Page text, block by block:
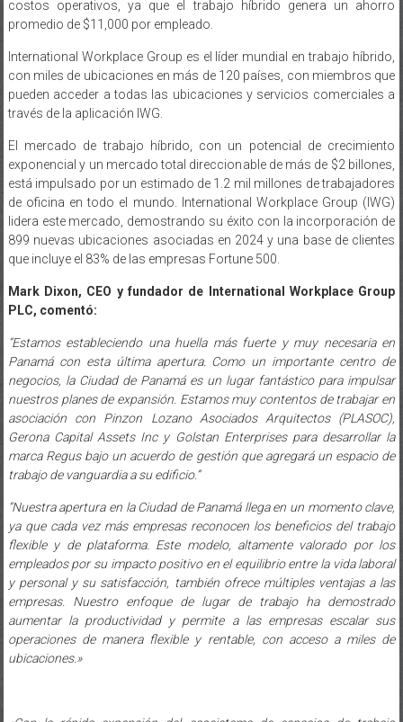
promedio de $11,000 por empleado.
con miles de ubicaciones en más de 120 países, con miembros que
pueden acceder a todas las ubicaciones y servicios comerciales a
través de la aplicación IWG.
exponencial y un mercado total direccionable de más de $2 billones,
está impulsado por un estimado de 1.2 mil millones de trabajadores
de oficina en todo el mundo. International Workplace Group (IWG)
lidera este mercado, demostrando su éxito con la incorporación de
899 nuevas ubicaciones asociadas en 2024 y una base de clientes
que incluye el 83% de las empresas Fortune 500.
PLC, comentó:
Panamá con esta última apertura. Como un importante centro de
negocios, la Ciudad de Panamá es un lugar fantástico para impulsar
nuestros planes de expansión. Estamos muy contentos de trabajar en
asociación con Pinzon Lozano Asociados Arquitectos (PLASOC),
Gerona Capital Assets Inc y Golstan Enterprises para desarrollar la
marca Regus bajo un acuerdo de gestión que agregará un espacio de
trabajo de vanguardia a su edificio.”
ya que cada vez más empresas reconocen los beneficios del trabajo
flexible y de plataforma. Este modelo, altamente valorado por los
empleados por su impacto positivo en el equilibrio entre la vida laboral
y personal y su satisfacción, también ofrece múltiples ventajas a las
empresas. Nuestro enfoque de lugar de trabajo ha demostrado
aumentar la productividad y permite a las empresas escalar sus
operaciones de manera flexible y rentable, con acceso a miles de
ubicaciones.»